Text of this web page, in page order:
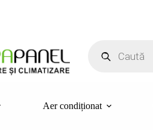
search
Aer condiționat